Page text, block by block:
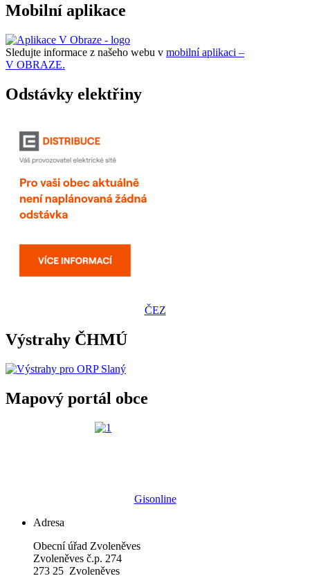
Mobilní aplikace
Sledujte informace z našeho webu v mobilní aplikaci –
V OBRAZE.
Odstávky elektřiny
ČEZ
Výstrahy ČHMÚ
Mapový portál obce
Gisonline
Adresa
Obecní úřad Zvoleněves
Zvoleněves č.p. 274
273 25 Zvoleněves